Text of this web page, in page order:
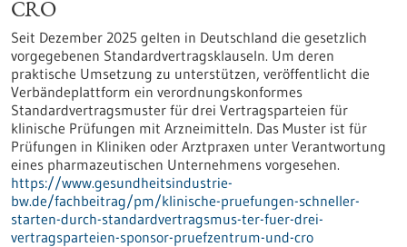
CRO
Seit Dezember 2025 gelten in Deutschland die gesetzlich
vorgegebenen Standardvertragsklauseln. Um deren
praktische Umsetzung zu unterstützen, veröffentlicht die
Verbändeplattform ein verordnungskonformes
Standardvertragsmuster für drei Vertragsparteien für
klinische Prüfungen mit Arzneimitteln. Das Muster ist für
Prüfungen in Kliniken oder Arztpraxen unter Verantwortung
eines pharmazeutischen Unternehmens vorgesehen.
https://www.gesundheitsindustrie-
bw.de/fachbeitrag/pm/klinische-pruefungen-schneller-
starten-durch-standardvertragsmus-ter-fuer-drei-
vertragsparteien-sponsor-pruefzentrum-und-cro